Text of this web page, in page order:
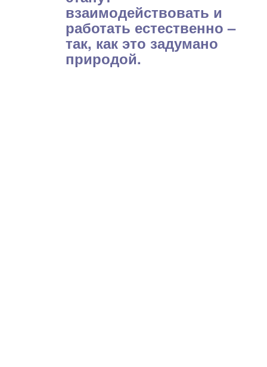
взаимодействовать и
работать естественно –
так, как это задумано
природой.